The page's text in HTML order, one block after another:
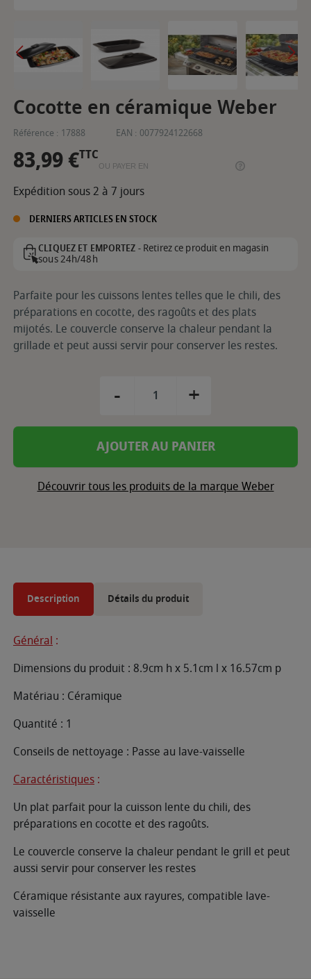
Cocotte en céramique Weber
Référence : 17888 EAN : 0077924122668
83,99 €TTC
OU PAYER EN
Expédition sous 2 à 7 jours
DERNIERS ARTICLES EN STOCK
CLIQUEZ ET EMPORTEZ -Retirez ce produit en magasin
sous 24h/48h
Parfaite pour les cuissons lentes telles que le chili, des
préparations en cocotte, des ragoûts et des plats
mijotés. Le couvercle conserve la chaleur pendant la
grillade et peut aussi servir pour conserver les restes.
- +
AJOUTER AU PANIER
Découvrir tous les produits de la marque Weber
Description Détails du produit
Général :
Dimensions du produit : 8.9cm h x 5.1cm l x 16.57cm p
Matériau : Céramique
Quantité : 1
Conseils de nettoyage : Passe au lave-vaisselle
Caractéristiques :
Un plat parfait pour la cuisson lente du chili, des
préparations en cocotte et des ragoûts.
Le couvercle conserve la chaleur pendant le grill et peut
aussi servir pour conserver les restes
Céramique résistante aux rayures, compatible lave-
vaisselle